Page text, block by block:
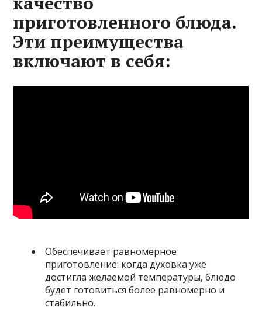
приготовленного блюда.
Эти преимущества
включают в себя:
Обеспечивает равномерное
приготовление: когда духовка уже
достигла желаемой температуры, блюдо
будет готовиться более равномерно и
стабильно.